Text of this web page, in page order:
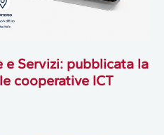
e Servizi: pubblicata la
cooperative ICT